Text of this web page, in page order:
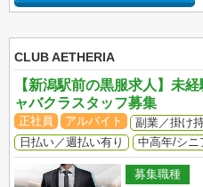
CLUB AETHERIA
【新潟駅前の黒服求人】未
ャバクラスタッフ募集
正社員 アルバイト 副業／掛け
日払い／週払い有り
中高年/シニ
募集職種